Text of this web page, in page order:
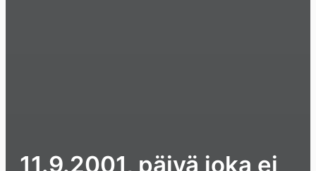
11.9.2001, päivä joka ei